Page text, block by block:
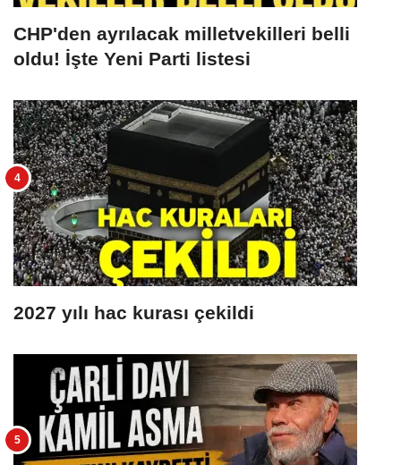
CHP'den ayrılacak milletvekilleri belli
oldu! İşte Yeni Parti listesi
2027 yılı hac kurası çekildi